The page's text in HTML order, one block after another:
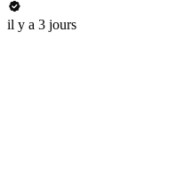
il y a 3 jours